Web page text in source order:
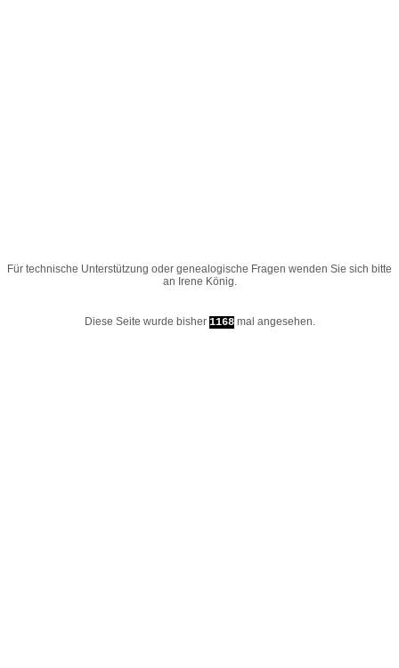
Für technische Unterstützung oder genealogische Fragen wenden Sie sich bitte
an Irene König.
Diese Seite wurde bisher 1168mal angesehen.